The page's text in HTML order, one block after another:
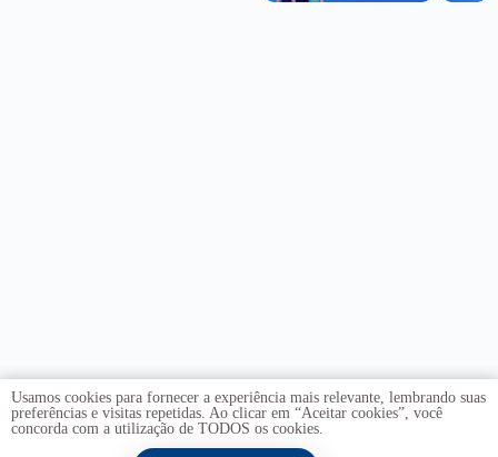
Usamos cookies para fornecer a experiência mais relevante, lembrando suas
preferências e visitas repetidas. Ao clicar em “Aceitar cookies”, você
concorda com a utilização de TODOS os cookies.